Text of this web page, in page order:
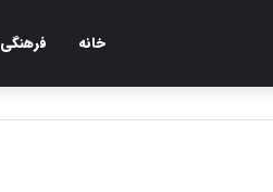
خانه فرهنگی